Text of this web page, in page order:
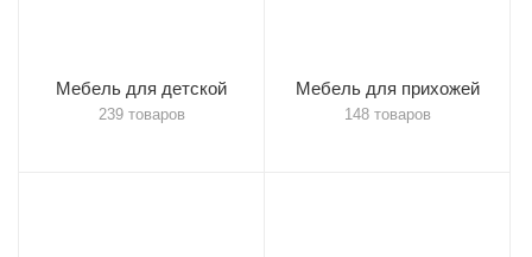
Мебель для детской
239 товаров
Мебель для прихожей
148 товаров